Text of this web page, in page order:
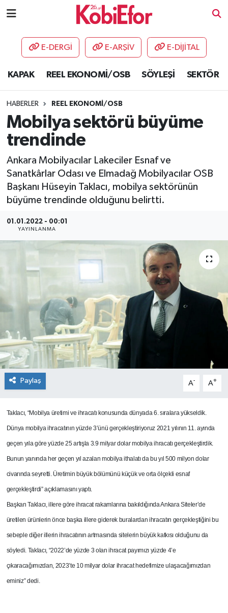
E-DERGİ E-ARŞİV E-DİJİTAL
KAPAK REEL EKONOMİ/OSB SÖYLEŞİ SEKTÖR
HABERLER REEL EKONOMİ/OSB
Mobilya sektörü büyüme
trendinde
Ankara Mobilyacılar Lakeciler Esnaf ve
Sanatkârlar Odası ve Elmadağ Mobilyacılar OSB
Başkanı Hüseyin Taklacı, mobilya sektörünün
büyüme trendinde olduğunu belirtti.
01.01.2022 - 00:01
YAYINLANMA
Paylaş A- A+
Taklacı, “Mobilya üretimi ve ihracatı konusunda dünyada 6. sıralara yükseldik.
Dünya mobilya ihracatının yüzde 3’ünü gerçekleştiriyoruz 2021 yılının 11. ayında
geçen yıla göre yüzde 25 artışla 3.9 milyar dolar mobilya ihracatı gerçekleştirdik.
Bunun yanında her geçen yıl azalan mobilya ithalatı da bu yıl 500 milyon dolar
civarında seyretti. Üretimin büyük bölümünü küçük ve orta ölçekli esnaf
gerçekleştirdi” açıklamasını yaptı.
Başkan Taklacı, illere göre ihracat rakamlarına bakıldığında Ankara Siteler’de
üretilen ürünlerin önce başka illere giderek buralardan ihracatın gerçekleştiğini bu
sebeple diğer illerin ihracatının artmasında sitelerin büyük katkısı olduğunu da
söyledi. Taklacı, “2022’de yüzde 3 olan ihracat payımızı yüzde 4’e
çıkaracağımızdan, 2023’te 10 milyar dolar ihracat hedefimize ulaşacağımızdan
eminiz” dedi.
AKADEMİ
DESTEK-TEŞVİK
ETKİNLİK
GÜNCEL
HABERLER
OSB
ŞİRKET PANO
SÖYLEŞİ
ÜLKE
YAŞAM